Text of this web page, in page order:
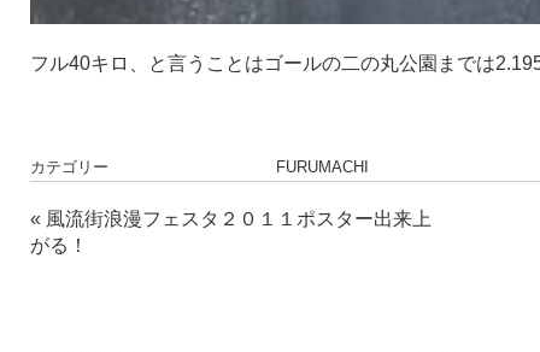
フル40キロ、と言うことはゴールの二の丸公園までは
カテゴリー FURUMACHI
« 風流街浪漫フェスタ２０１１ポスター出来上
がる！